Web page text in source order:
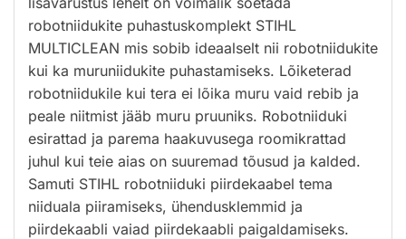
robotniidukite puhastuskomplekt STIHL
MULTICLEAN mis sobib ideaalselt nii robotniidukite
kui ka muruniidukite puhastamiseks. Lõiketerad
robotniidukile kui tera ei lõika muru vaid rebib ja
peale niitmist jääb muru pruuniks. Robotniiduki
esirattad ja parema haakuvusega roomikrattad
juhul kui teie aias on suuremad tõusud ja kalded.
Samuti STIHL robotniiduki piirdekaabel tema
niiduala piiramiseks, ühendusklemmid ja
piirdekaabli vaiad piirdekaabli paigaldamiseks.